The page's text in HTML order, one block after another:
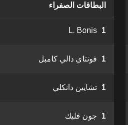
البطاقات الصفراء
1
L. Bonis
1 فونتاي دالي كامبل
1 تشايين دانكلي
1 جون فليك